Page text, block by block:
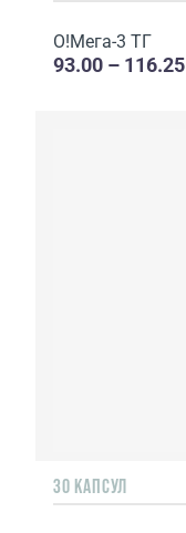
О!Мега-3 ТГ
93.00 – 116.25
30 КАПСУЛ